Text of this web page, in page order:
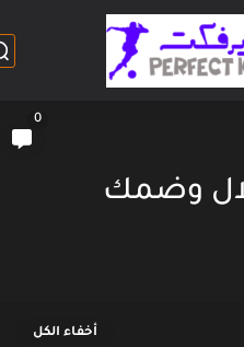
وضمك